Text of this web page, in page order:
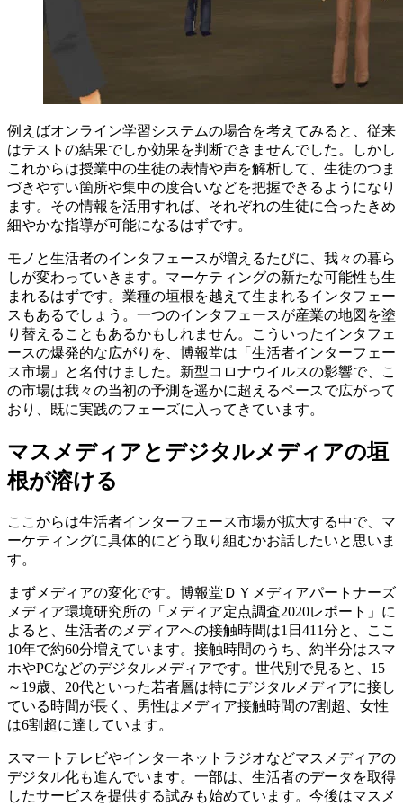
例えばオンライン学習システムの場合を考えてみると、従来
はテストの結果でしか効果を判断できませんでした。しかし
これからは授業中の生徒の表情や声を解析して、生徒のつま
づきやすい箇所や集中の度合いなどを把握できるようになり
ます。その情報を活用すれば、それぞれの生徒に合ったきめ
細やかな指導が可能になるはずです。
モノと生活者のインタフェースが増えるたびに、我々の暮ら
しが変わっていきます。マーケティングの新たな可能性も生
まれるはずです。業種の垣根を越えて生まれるインタフェー
スもあるでしょう。一つのインタフェースが産業の地図を塗
り替えることもあるかもしれません。こういったインタフェ
ースの爆発的な広がりを、博報堂は「生活者インターフェー
ス市場」と名付けました。新型コロナウイルスの影響で、こ
の市場は我々の当初の予測を遥かに超えるペースで広がって
おり、既に実践のフェーズに入ってきています。
マスメディアとデジタルメディアの垣
根が溶ける
ここからは生活者インターフェース市場が拡大する中で、マ
ーケティングに具体的にどう取り組むかお話したいと思いま
す。
まずメディアの変化です。博報堂ＤＹメディアパートナーズ
メディア環境研究所の「メディア定点調査2020レポート」に
よると、生活者のメディアへの接触時間は1日411分と、ここ
10年で約60分増えています。接触時間のうち、約半分はスマ
ホやPCなどのデジタルメディアです。世代別で見ると、15
～19歳、20代といった若者層は特にデジタルメディアに接し
ている時間が長く、男性はメディア接触時間の7割超、女性
は6割超に達しています。
スマートテレビやインターネットラジオなどマスメディアの
デジタル化も進んでいます。一部は、生活者のデータを取得
したサービスを提供する試みも始めています。今後はマスメ